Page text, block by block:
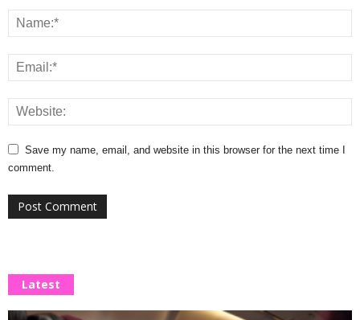
Save my name, email, and website in this browser for the next time I
comment.
Latest